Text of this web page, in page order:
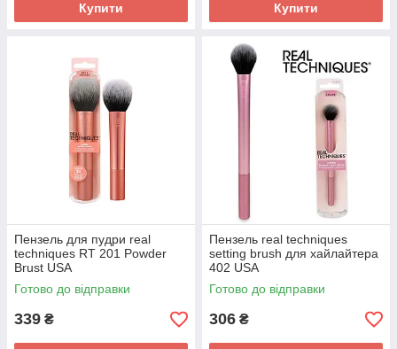
Купити Купити
Пензель для пудри real
techniques RT 201 Powder
Brust USA
Готово до відправки
339 ₴
Пензель real techniques
setting brush для хайлайтера
402 USA
Готово до відправки
306 ₴